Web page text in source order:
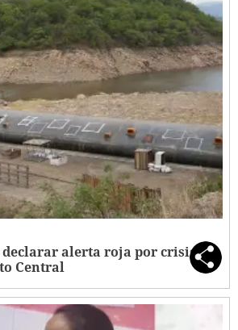
alerta roja por crisis de
Central